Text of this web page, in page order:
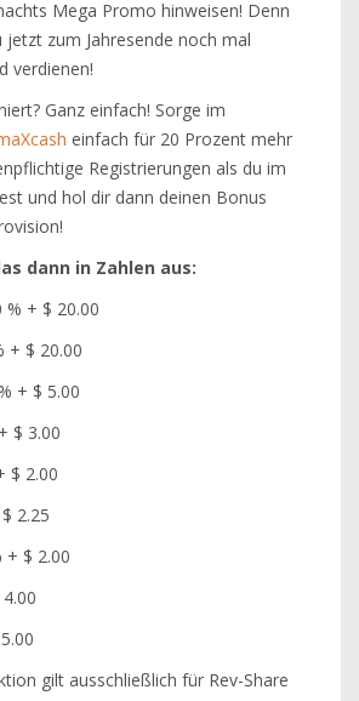
Mega Promo hinweisen! Denn
zum Jahresende noch mal
verdienen!
Ganz einfach! Sorge im
einfach für 20 Prozent mehr
Registrierungen als du im
und hol dir dann deinen Bonus
dann in Zahlen aus:
% + $ 20.00
+ $ 20.00
+ $ 5.00
$ 3.00
$ 2.00
2.25
+ $ 2.00
gilt ausschließlich für Rev-Share